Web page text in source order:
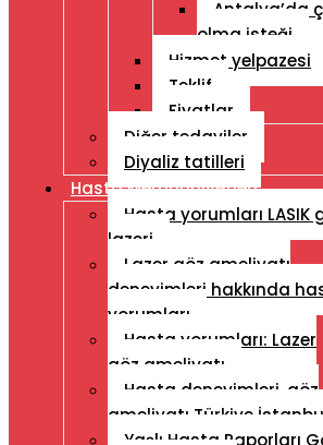
Antalya’da
olma isteği
Hizmet yelpazesi
Teklif
Fiyatlar
Diğer tedaviler
Diyaliz tatilleri
Hasta Memnuniyetleri
Hasta yorumları LASIK
lazeri
Lazer göz ameliyatı
deneyimleri hakkında
yorumları
Hasta yorumları: Lazer
göz ameliyatı
Hasta deneyimleri, göz
ameliyatı Türkiye